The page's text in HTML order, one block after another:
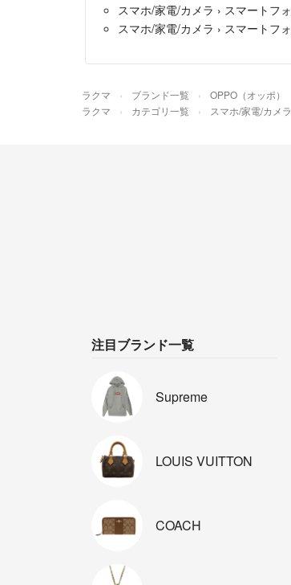
スマホ/家電/カメラ › スマートフ
スマホ/家電/カメラ › スマートフ
ラクマ ブランド一覧 OPPO（オッポ）
ラクマ カテゴリ一覧 スマホ/家電/カメラ
注目ブランド一覧
Supreme
LOUIS VUITTON
COACH